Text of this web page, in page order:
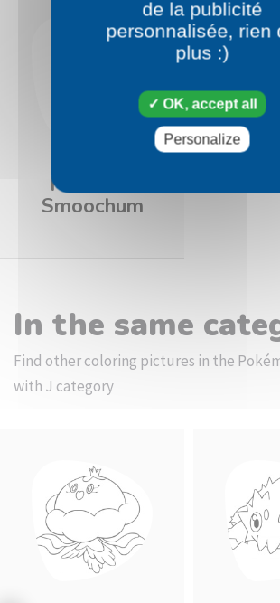
Pokémon
Smoochum
In the same
Find other coloring pictures in the
with J category
de la publicité
personnalisée, rien
plus :)
OK, accept all
Personalize